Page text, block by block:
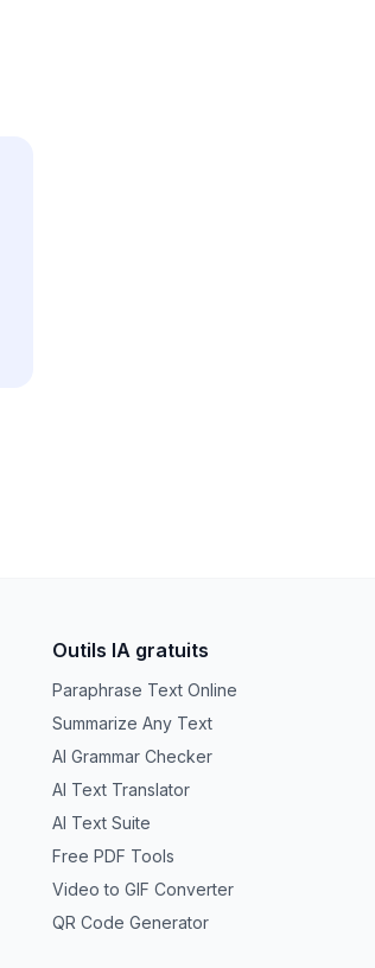
Outils IA gratuits
Paraphrase Text Online
Summarize Any Text
AI Grammar Checker
AI Text Translator
AI Text Suite
Free PDF Tools
Video to GIF Converter
QR Code Generator